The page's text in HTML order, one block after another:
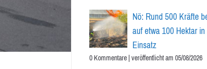
Nö: Rund 500 Kräfte
auf etwa 100 Hektar
Einsatz
0 Kommentare|veröffentlicht am 05/08/2026